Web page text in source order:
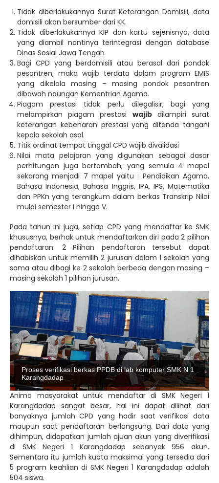
Tidak diberlakukannya Surat Keterangan Domisili, data
domisili akan bersumber dari KK.
Tidak diberlakukannya KIP dan kartu sejenisnya, data
yang diambil nantinya terintegrasi dengan database
Dinas Sosial Jawa Tengah
Bagi CPD yang berdomisili atau berasal dari pondok
pesantren, maka wajib terdata dalam program EMIS
yang dikelola masing – masing pondok pesantren
dibawah naungan Kementrian Agama.
Piagam prestasi tidak perlu dilegalisir, bagi yang
melampirkan piagam prestasi wajibdilampiri surat
keterangan kebenaran prestasi yang ditanda tangani
kepala sekolah asal.
Titik ordinat tempat tinggal CPD wajib divalidasi
Nilai mata pelajaran yang digunakan sebagai dasar
perhitungan juga bertambah, yang semula 4 mapel
sekarang menjadi 7 mapel yaitu : Pendidikan Agama,
Bahasa Indonesia, Bahasa Inggris, IPA, IPS, Matematika
dan PPKn yang terangkum dalam berkas Transkrip Nilai
mulai semester I hingga V.
Pada tahun ini juga, setiap CPD yang mendaftar ke SMK
khususnya, berhak untuk mendaftarkan diri pada 2 pilihan
pendaftaran. 2 Pilihan pendaftaran tersebut dapat
dihabiskan untuk memilih 2 jurusan dalam 1 sekolah yang
sama atau dibagi ke 2 sekolah berbeda dengan masing –
masing sekolah 1 pilihan jurusan.
Proses verifikasi berkas PPDB di lab komputer SMK N 1
Karangdadap
Animo masyarakat untuk mendaftar di SMK Negeri 1
Karangdadap sangat besar, hal ini dapat dilihat dari
banyaknya jumlah CPD yang hadir saat verifikasi data
maupun saat pendaftaran berlangsung. Dari data yang
dihimpun, didapatkan jumlah ajuan akun yang diverifikasi
di SMK Negeri 1 Karangdadap sebanyak 956 akun.
Sementara itu jumlah kuota maksimal yang tersedia dari
5 program keahlian di SMK Negeri 1 Karangdadap adalah
504 siswa.